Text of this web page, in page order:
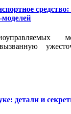
средство:
детали и